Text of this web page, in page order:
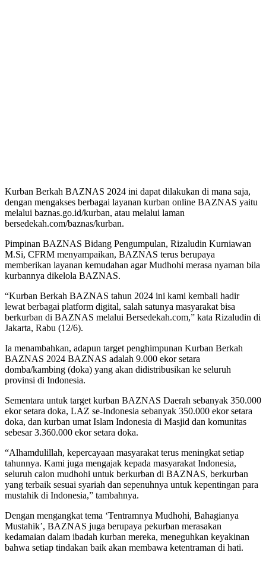
Kurban Berkah BAZNAS 2024 ini dapat dilakukan di mana saja,
dengan mengakses berbagai layanan kurban online BAZNAS yaitu
melalui baznas.go.id/kurban, atau melalui laman
bersedekah.com/baznas/kurban.
Pimpinan BAZNAS Bidang Pengumpulan, Rizaludin Kurniawan
M.Si, CFRM menyampaikan, BAZNAS terus berupaya
memberikan layanan kemudahan agar Mudhohi merasa nyaman bila
kurbannya dikelola BAZNAS.
“Kurban Berkah BAZNAS tahun 2024 ini kami kembali hadir
lewat berbagai platform digital, salah satunya masyarakat bisa
berkurban di BAZNAS melalui Bersedekah.com,” kata Rizaludin di
Jakarta, Rabu (12/6).
Ia menambahkan, adapun target penghimpunan Kurban Berkah
BAZNAS 2024 BAZNAS adalah 9.000 ekor setara
domba/kambing (doka) yang akan didistribusikan ke seluruh
provinsi di Indonesia.
Sementara untuk target kurban BAZNAS Daerah sebanyak 350.000
ekor setara doka, LAZ se-Indonesia sebanyak 350.000 ekor setara
doka, dan kurban umat Islam Indonesia di Masjid dan komunitas
sebesar 3.360.000 ekor setara doka.
“Alhamdulillah, kepercayaan masyarakat terus meningkat setiap
tahunnya. Kami juga mengajak kepada masyarakat Indonesia,
seluruh calon mudhohi untuk berkurban di BAZNAS, berkurban
yang terbaik sesuai syariah dan sepenuhnya untuk kepentingan para
mustahik di Indonesia,” tambahnya.
Dengan mengangkat tema ‘Tentramnya Mudhohi, Bahagianya
Mustahik’, BAZNAS juga berupaya pekurban merasakan
kedamaian dalam ibadah kurban mereka, meneguhkan keyakinan
bahwa setiap tindakan baik akan membawa ketentraman di hati.